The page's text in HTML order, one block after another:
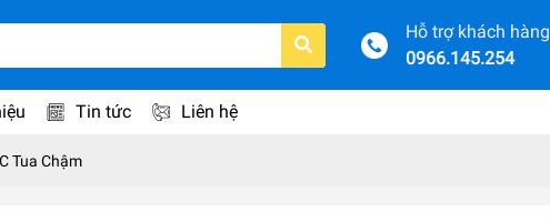
Hỗ trợ khách hàng
0966.145.254
Tin tức Liên hệ
Tua Chậm